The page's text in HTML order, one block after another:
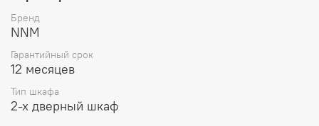
высота 2094 мм
Возможные расцветки:
Дуб Золотой/Камень темный
Зеркала в комплекте, приклеиваются при сборке
Бренд
NNM
Гарантийный срок
12 месяцев
Тип шкафа
2-х дверный шкаф